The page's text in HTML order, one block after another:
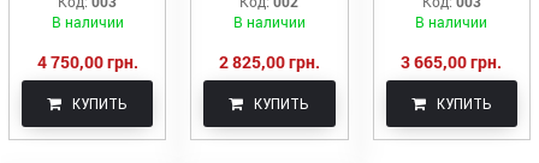
В наличии
4 750,00 грн.
КУПИТЬ
В наличии
2 825,00 грн.
КУПИТЬ
В наличии
3 665,00 грн.
КУПИТЬ